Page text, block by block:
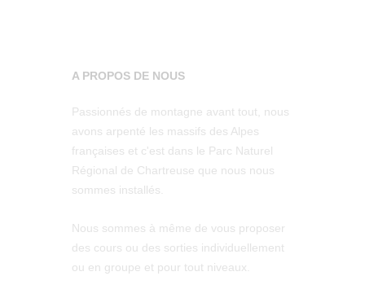
A PROPOS DE NOUS
Passionnés de montagne avant tout, nous
avons arpenté les massifs des Alpes
françaises et c'est dans le Parc Naturel
Régional de Chartreuse que nous nous
sommes installés.
Nous sommes à même de vous proposer
des cours ou des sorties individuellement
ou en groupe et pour tout niveaux.